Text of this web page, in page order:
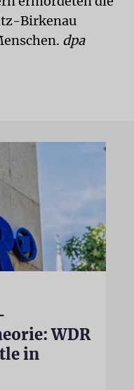
Birkenau
dpa
WDR
in